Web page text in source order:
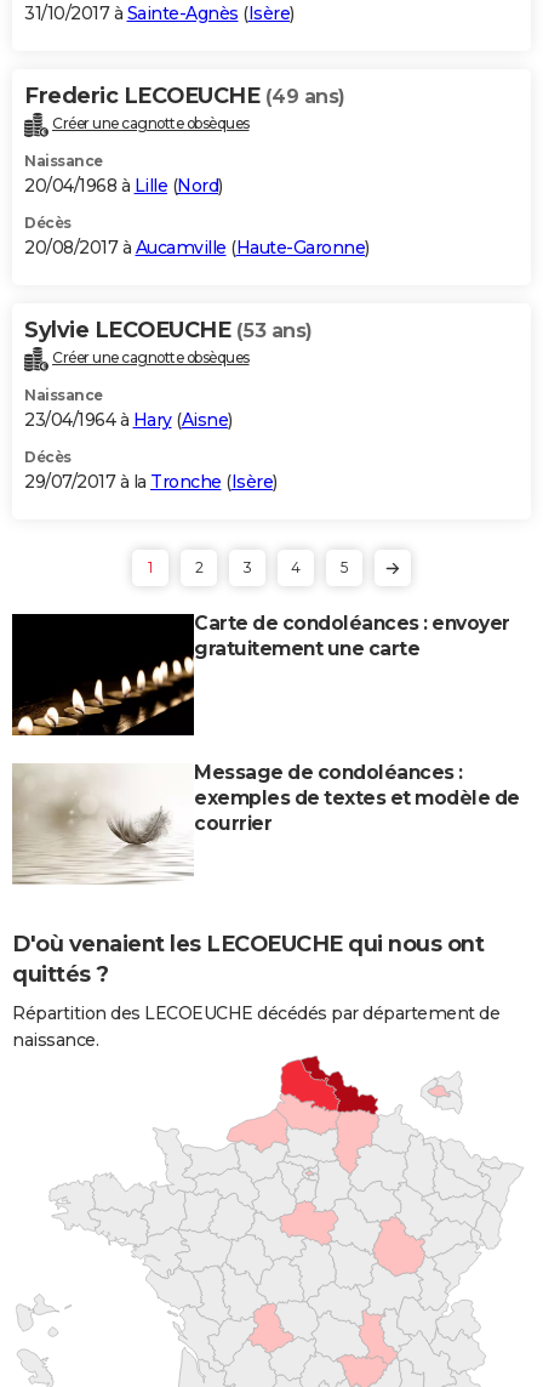
31/10/2017 à Sainte-Agnès (Isère)
Frederic LECOEUCHE (49 ans)
Créer une cagnotte obsèques
Naissance
20/04/1968 à Lille (Nord)
Décès
20/08/2017 à Aucamville (Haute-Garonne)
Sylvie LECOEUCHE (53 ans)
Créer une cagnotte obsèques
Naissance
23/04/1964 à Hary(Aisne)
Décès
29/07/2017 à la Tronche (Isère)
1 2 3 4 5
Carte de condoléances : envoyer
gratuitement une carte
Message de condoléances :
exemples de textes et modèle de
courrier
D'où venaient les LECOEUCHE qui nous ont
quittés ?
Répartition des LECOEUCHE décédés par département de
naissance.